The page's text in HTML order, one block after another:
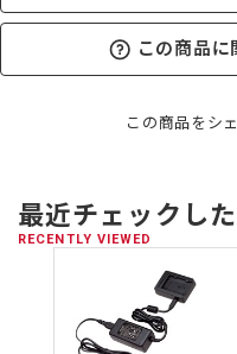
この商品
この商品をシ
最近チェックし
RECENTLY VIEWED